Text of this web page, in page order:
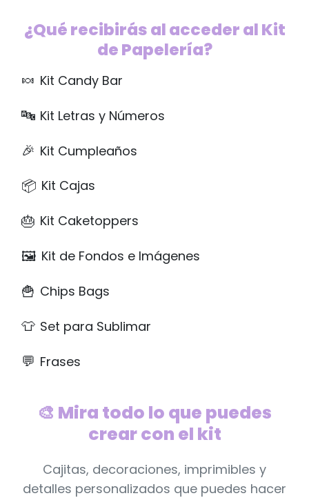
¿Qué recibirás al acceder al Kit
de Papelería?
🍬 Kit Candy Bar
🔤 Kit Letras y Números
🎉 Kit Cumpleaños
📦 Kit Cajas
🎂 Kit Caketoppers
🖼️ Kit de Fondos e Imágenes
🍟 Chips Bags
👕 Set para Sublimar
💬 Frases
🎨 Mira todo lo que puedes
crear con el kit
Cajitas, decoraciones, imprimibles y
detalles personalizados que puedes hacer